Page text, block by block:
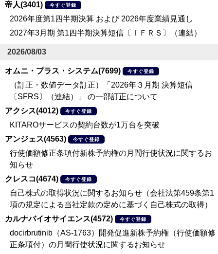
帝人(3401)
今すぐ登録
2026年度第1四半期決算 および 2026年度業績見通し
2027年3月期 第1四半期決算短信〔ＩＦＲＳ〕（連結）
2026/08/03
オムニ・プラス・システム(7699) 今すぐ登録
（訂正・数値データ訂正）「2026年３月期 決算短信
〔SFRS〕（連結）」 の一部訂正について
アクシス(4012)
今すぐ登録
KITAROサービスの契約台数が1万台を突破
アンジェス(4563)
今すぐ登録
行使価額修正条項付新株予約権の月間行使状況に関するお
知らせ
クレスコ(4674)
今すぐ登録
自己株式の取得状況に関するお知らせ（会社法第459条第1
項の規定による当社定款の定めに基づく自己株式の取得）
カルナバイオサイエンス(4572)
今すぐ登録
docirbrutinib（AS-1763）開発促進新株予約権（行使価額修
正条項付）の月間行使状況に関するお知らせ